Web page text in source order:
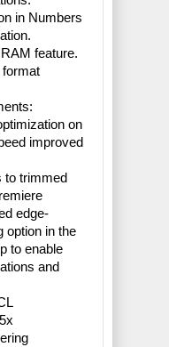
in Numbers
feature.
on
improved
to trimmed
edge-
option in the
to enable
and